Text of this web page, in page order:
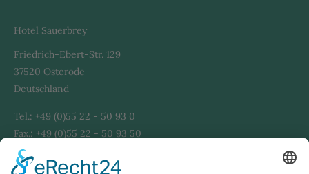
Hotel Sauerbrey
Friedrich-Ebert-Str. 129
37520 Osterode
Deutschland
Tel.: +49 (0)55 22 - 50 93 0
Fax.: +49 (0)55 22 - 50 93 50
Info@Hotel-Sauerbrey.de